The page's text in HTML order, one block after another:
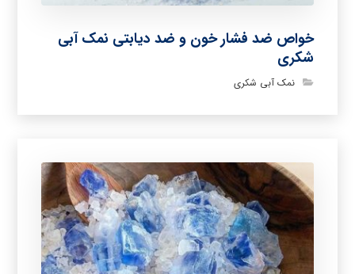
خواص ضد فشار خون و ضد دیابتی نمک آبی
شکری
نمک آبی شکری